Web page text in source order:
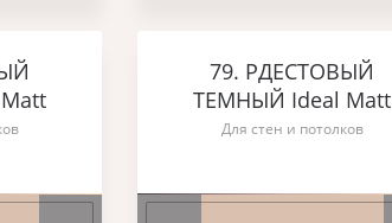
79. РДЕСТОВЫЙ
ТЕМНЫЙ Ideal Matt
Для стен и потолков